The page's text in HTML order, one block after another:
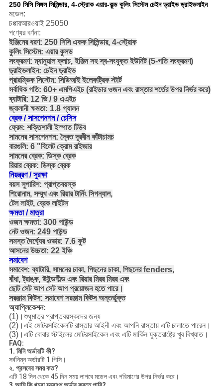
250 সিসি সিঙ্গল সিলিন্ডার, 4-স্ট্রোক এয়ার-কুল্ড কুলিং সিস্টেম চেইন ড্রাইভ ড্রাইভলাইন
মডেল:
চপ্পারআরওয়াই 25050
পণ্যের বর্ণনা:
ইঞ্জিনের ধরণ: 250 সিসি একক সিলিন্ডার, 4-স্ট্রোক
কুলিং সিস্টেম: এয়ার কুলড
সংক্রমণ: ম্যানুয়াল ক্লাচ, ইঞ্জিন সহ স্ব-সংযুক্ত ইউনিট (5-গতি সংক্রমণ)
ড্রাইভলাইন: চেইন ড্রাইভ
প্রারম্ভিক সিস্টেম: সিডিআই ইলেকট্রিক স্টার্ট
সর্বাধিক গতি: 60+ এমপিএইচ (রাইডার ওজন এবং রাস্তার শর্তের উপর নির্ভর করে)
ব্যাটারি: 12 ভি / 9 এএইচ
জ্বালানী ক্ষমতা: 1.8 গ্যালন
ব্রেক / সাসপেনশন / চেসিস
ফ্রেম: শক্তিশালী ইস্পাত টিউব
সামনের সাসপেনশন: দ্বৈত দূরবীন কাঁটাচামচ
বারগুলি: 6 "বিলেট ক্রোম রাইজার
সামনের ব্রেক: ডিস্ক ব্রেক
রিয়ার ব্রেক: ডিস্ক ব্রেক
নিয়ন্ত্রণ / সুরক্ষা
বয়স সুপারিশ: প্রাপ্তবয়স্ক
শিরোনাম, সম্মুখ এবং রিয়ার টার্নিং সিগন্যাল,
টেল লাইট, ব্রেক লাইটস
ক্ষমতা / মাত্রা
ওজন ক্ষমতা: 300 পাউন্ড
নেট ওজন: 249 পাউন্ড
সমস্ত দৈর্ঘ্যের ওভার: 7.6 ফুট
আসনের উচ্চতা: 22 ইঞ্চি
সমাবেশ
সমাবেশ: ব্যাটারি, সামনের চাকা, পিছনের চাকা, পিছনের fenders,
বাঁধা, ট্রাঙ্ক, উইন্ডশীল্ড এবং রিয়ার মিরর মিরর এবং
ছোট সেট আপ সেট আপ প্রয়োজন হতে পারে।
সরঞ্জাম কিটস: সমাবেশ সরঞ্জাম কিটস অন্তর্ভুক্ত
অ্যাপ্লিকেশন:
(1)।শুধুমাত্র প্রাপ্তবয়স্কদের জন্য
(2)।এই মোটরসাইকেলটি রাস্তার আইনী এবং আপনি রাস্তায় এটি চালাতে পারেন।
(3)।এটি বোবার স্টাইলের মোটরসাইকেল এবং এটি মার্কিন যুক্তরাষ্ট্রে খুব বিখ্যাত।
FAQ:
1. মিনি অর্ডারটি কী?
সর্বনিম্ন অর্ডারটি 1 পিসি।
২. প্রসবের সময় কত?
এটি 18 দিন থেকে 45 দিন সময় লাগবে মডেল এবং পরিমাণের উপর নির্ভর করে।